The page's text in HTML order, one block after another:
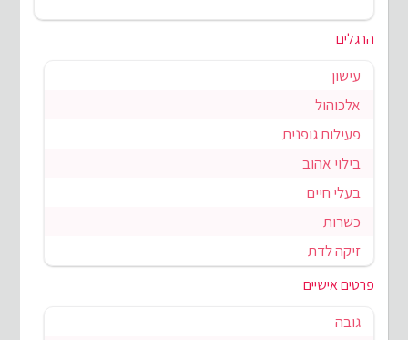
הרגלים
עישון
אלכוהול
פעילות גופנית
בילוי אהוב
בעלי חיים
כשרות
זיקה לדת
פרטים אישיים
גובה